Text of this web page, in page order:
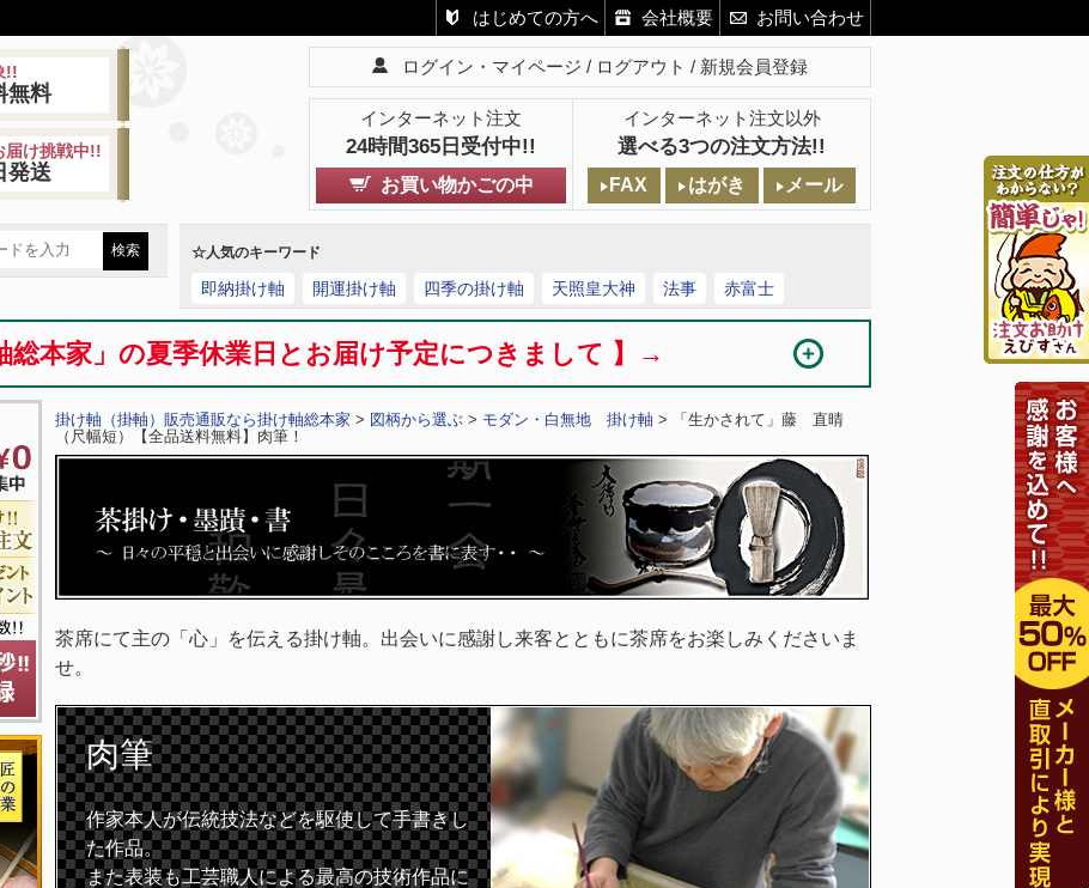
はじめての方へ 会社概要 お問い合わせ
!!
無料
届け挑戦中!!
発送
ログイン・マイページ ログアウト 新規会員登録
インターネット注文
24時間365日受付中!!
インターネット注文以外
選べる3つの注文方法!!
お買い物かごの中 FAX はがき メール
☆人気のキーワード
即納掛け軸 開運掛け軸 四季の掛け軸 天照皇大神 法事 赤富士
総本家」の夏季休業日とお届け予定につきまして 】→
掛け軸（掛軸）販売通販なら掛け軸総本家 > 図柄から選ぶ > モダン・白無地 掛け軸 > 「生かされて」藤 直晴
（尺幅短）【全品送料無料】肉筆！
茶席にて主の「心」を伝える掛け軸。出会いに感謝し来客とともに茶席をお楽しみくださいま
せ。
肉筆
作家本人が伝統技法などを駆使して手書きし
た作品。
また表装も工芸職人による最高の技術作品に